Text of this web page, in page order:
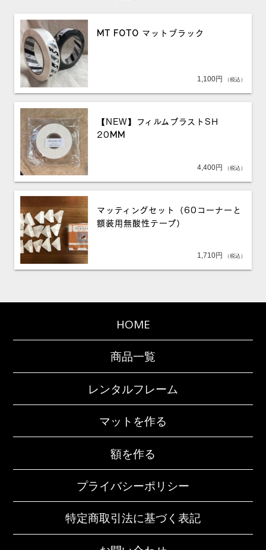
MT FOTO マットブラック
1,100円 （税込）
【NEW】フィルムプラストSH
20MM
4,400円 （税込）
マッティングセット（60コーナーと
額装用無酸性テープ）
1,710円 （税込）
HOME
商品一覧
レンタルフレーム
マットを作る
額を作る
プライバシーポリシー
特定商取引法に基づく表記